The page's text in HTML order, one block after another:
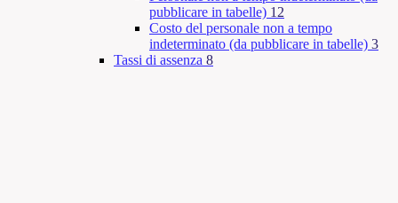
pubblicare in tabelle) 12
Costo del personale non a tempo
indeterminato (da pubblicare in tabelle) 3
Tassi di assenza 8